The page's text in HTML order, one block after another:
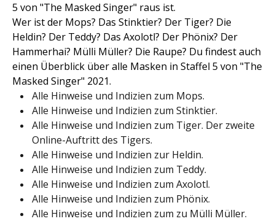
5 von "The Masked Singer" raus ist.
Wer ist der Mops? Das Stinktier? Der Tiger? Die
Heldin? Der Teddy? Das Axolotl? Der Phönix? Der
Hammerhai? Mülli Müller? Die Raupe? Du findest auch
einen Überblick über alle Masken in Staffel 5 von "The
Masked Singer" 2021.
Alle Hinweise und Indizien zum Mops.
Alle Hinweise und Indizien zum Stinktier.
Alle Hinweise und Indizien zum Tiger. Der zweite
Online-Auftritt des Tigers.
Alle Hinweise und Indizien zur Heldin.
Alle Hinweise und Indizien zum Teddy.
Alle Hinweise und Indizien zum Axolotl.
Alle Hinweise und Indizien zum Phönix.
Alle Hinweise und Indizien zum zu Mülli Müller.